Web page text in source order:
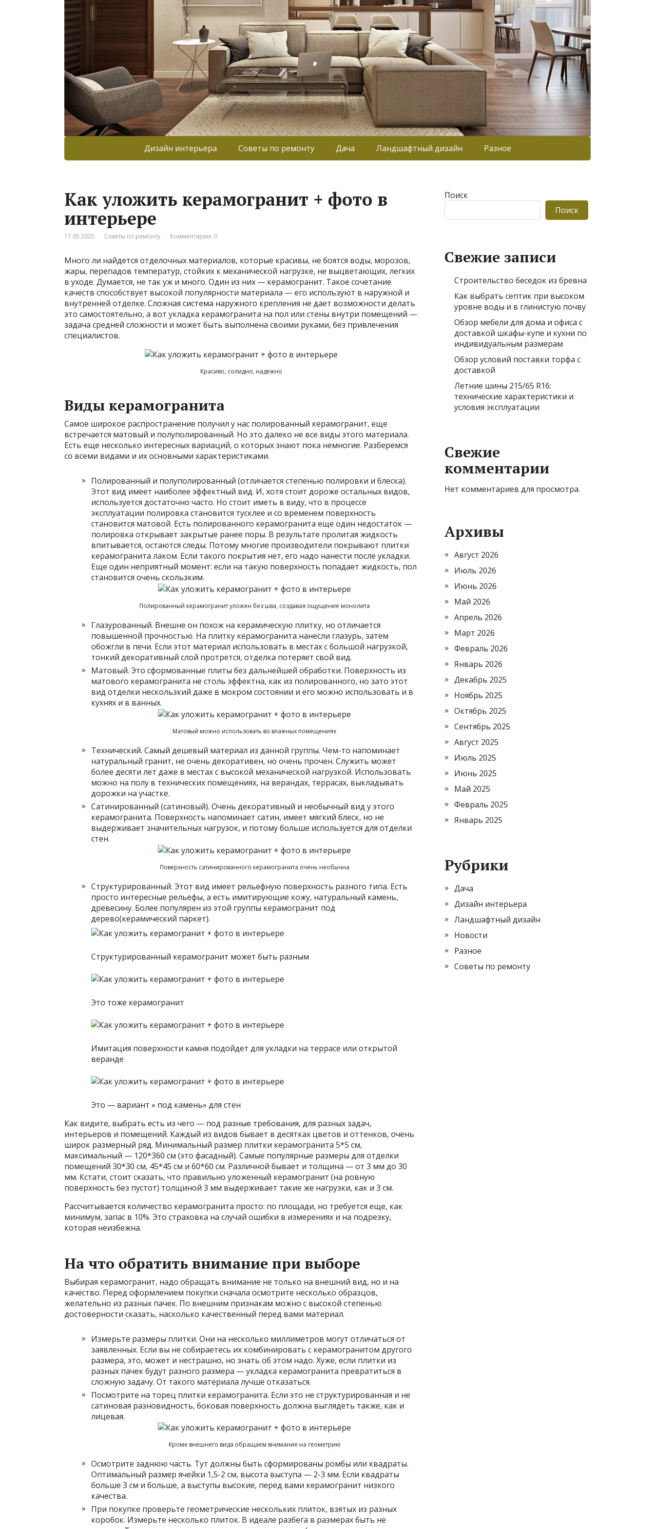
Дизайн интерьера Советы по ремонту Дача Ландшафтный дизайн Разное
Как уложить керамогранит + фото в
интерьере
17.05.2025 Советы по ремонту Комментарии: 0
Много ли найдется отделочных материалов, которые красивы, не боятся воды, морозов,
жары, перепадов температур, стойких к механической нагрузке, не выцветающих, легких
в уходе. Думается, не так уж и много. Один из них — керамогранит. Такое сочетание
качеств способствует высокой популярности материала — его используют в наружной и
внутренней отделке. Сложная система наружного крепления не дает возможности делать
это самостоятельно, а вот укладка керамогранита на пол или стены внутри помещений —
задача средней сложности и может быть выполнена своими руками, без привлечения
специалистов.
Красиво, солидно, надежно
Виды керамогранита
Самое широкое распространение получил у нас полированный керамогранит, еще
встречается матовый и полуполированный. Но это далеко не все виды этого материала.
Есть еще несколько интересных вариаций, о которых знают пока немногие. Разберемся
со всеми видами и их основными характеристиками.
Полированный и полуполированный (отличается степенью полировки и блеска).
Этот вид имеет наиболее эффектный вид. И, хотя стоит дороже остальных видов,
используется достаточно часто. Но стоит иметь в виду, что в процессе
эксплуатации полировка становится тусклее и со временем поверхность
становится матовой. Есть полированного керамогранита еще один недостаток —
полировка открывает закрытые ранее поры. В результате пролитая жидкость
впитывается, остаются следы. Потому многие производители покрывают плитки
керамогранита лаком. Если такого покрытия нет, его надо нанести после укладки.
Еще один неприятный момент: если на такую поверхность попадает жидкость, пол
становится очень скользким.
Полированный керамогранит уложен без шва, создавая ощущение монолита
Глазурованный. Внешне он похож на керамическую плитку, но отличается
повышенной прочностью. На плитку керамогранита нанесли глазурь, затем
обожгли в печи. Если этот материал использовать в местах с большой нагрузкой,
тонкий декоративный слой протрется, отделка потеряет свой вид.
Матовый. Это сформованные плиты без дальнейшей обработки. Поверхность из
матового керамогранита не столь эффектна, как из полированного, но зато этот
вид отделки нескользкий даже в мокром состоянии и его можно использовать и в
кухнях и в ванных.
Матовый можно использовать во влажных помещениях
Технический. Самый дешевый материал из данной группы. Чем-то напоминает
натуральный гранит, не очень декоративен, но очень прочен. Служить может
более десяти лет даже в местах с высокой механической нагрузкой. Использовать
можно на полу в технических помещениях, на верандах, террасах, выкладывать
дорожки на участке.
Сатинированный (сатиновый). Очень декоративный и необычный вид у этого
керамогранита. Поверхность напоминает сатин, имеет мягкий блеск, но не
выдерживает значительных нагрузок, и потому больше используется для отделки
стен.
Поверхность сатинированного керамогранита очень необычна
Структурированный. Этот вид имеет рельефную поверхность разного типа. Есть
просто интересные рельефы, а есть имитирующие кожу, натуральный камень,
древесину. Более популярен из этой группы керамогранит под
дерево(керамический паркет).
Структурированный керамогранит может быть разным
Это тоже керамогранит
Имитация поверхности камня подойдет для укладки на террасе или открытой
веранде
Это — вариант » под камень» для стен
Как видите, выбрать есть из чего — под разные требования, для разных задач,
интерьеров и помещений. Каждый из видов бывает в десятках цветов и оттенков, очень
широк размерный ряд. Минимальный размер плитки керамогранита 5*5 см,
максимальный — 120*360 см (это фасадный). Самые популярные размеры для отделки
помещений 30*30 см, 45*45 см и 60*60 см. Различной бывает и толщина — от 3 мм до 30
мм. Кстати, стоит сказать, что правильно уложенный керамогранит (на ровную
поверхность без пустот) толщиной 3 мм выдерживает такие же нагрузки, как и 3 см.
Рассчитывается количество керамогранита просто: по площади, но требуется еще, как
минимум, запас в 10%. Это страховка на случай ошибки в измерениях и на подрезку,
которая неизбежна.
На что обратить внимание при выборе
Выбирая керамогранит, надо обращать внимание не только на внешний вид, но и на
качество. Перед оформлением покупки сначала осмотрите несколько образцов,
желательно из разных пачек. По внешним признакам можно с высокой степенью
достоверности сказать, насколько качественный перед вами материал.
Измерьте размеры плитки. Они на несколько миллиметров могут отличаться от
заявленных. Если вы не собираетесь их комбинировать с керамогранитом другого
размера, это, может и нестрашно, но знать об этом надо. Хуже, если плитки из
разных пачек будут разного размера — укладка керамогранита превратиться в
сложную задачу. От такого материала лучше отказаться.
Посмотрите на торец плитки керамогранита. Если это не структурированная и не
сатиновая разновидность, боковая поверхность должна выглядеть также, как и
лицевая.
Кроме внешнего вида обращаем внимание на геометрию
Осмотрите заднюю часть. Тут должны быть сформированы ромбы или квадраты.
Оптимальный размер ячейки 1,5-2 см, высота выступа — 2-3 мм. Если квадраты
больше 3 см и больше, а выступы высокие, перед вами керамогранит низкого
качества.
При покупке проверьте геометрические нескольких плиток, взятых из разных
коробок. Измерьте несколько плиток. В идеале разбега в размерах быть не
Поиск
Поиск
Свежие записи
Строительство беседок из бревна
Как выбрать септик при высоком
уровне воды и в глинистую почву
Обзор мебели для дома и офиса с
доставкой шкафы-купе и кухни по
индивидуальным размерам
Обзор условий поставки торфа с
доставкой
Летние шины 215/65 R16:
технические характеристики и
условия эксплуатации
Свежие
комментарии
Нет комментариев для просмотра.
Архивы
Август 2026
Июль 2026
Июнь 2026
Май 2026
Апрель 2026
Март 2026
Февраль 2026
Январь 2026
Декабрь 2025
Ноябрь 2025
Октябрь 2025
Сентябрь 2025
Август 2025
Июль 2025
Июнь 2025
Май 2025
Февраль 2025
Январь 2025
Рубрики
Дача
Дизайн интерьера
Ландшафтный дизайн
Новости
Разное
Советы по ремонту